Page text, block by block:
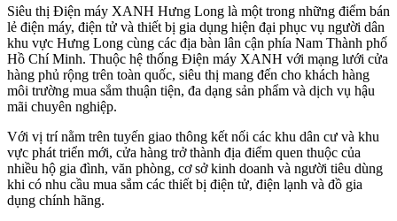
Siêu thị Điện máy XANH Hưng Long là một trong những điểm bán
lẻ điện máy, điện tử và thiết bị gia dụng hiện đại phục vụ người dân
khu vực Hưng Long cùng các địa bàn lân cận phía Nam Thành phố
Hồ Chí Minh. Thuộc hệ thống Điện máy XANH với mạng lưới cửa
hàng phủ rộng trên toàn quốc, siêu thị mang đến cho khách hàng
môi trường mua sắm thuận tiện, đa dạng sản phẩm và dịch vụ hậu
mãi chuyên nghiệp.
Với vị trí nằm trên tuyến giao thông kết nối các khu dân cư và khu
vực phát triển mới, cửa hàng trở thành địa điểm quen thuộc của
nhiều hộ gia đình, văn phòng, cơ sở kinh doanh và người tiêu dùng
khi có nhu cầu mua sắm các thiết bị điện tử, điện lạnh và đồ gia
dụng chính hãng.